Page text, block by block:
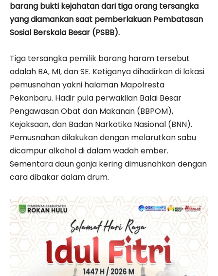
barang bukti kejahatan dari tiga orang tersangka
yang diamankan saat pemberlakuan Pembatasan
Sosial Berskala Besar (PSBB).
Tiga tersangka pemilik barang haram tersebut
adalah BA, MI, dan SE. Ketiganya dihadirkan di lokasi
pemusnahan yakni halaman Mapolresta
Pekanbaru. Hadir pula perwakilan Balai Besar
Pengawasan Obat dan Makanan (BBPOM),
Kejaksaan, dan Badan Narkotika Nasional (BNN).
Pemusnahan dilakukan dengan melarutkan sabu
dicampur alkohol di dalam wadah ember.
Sementara daun ganja kering dimusnahkan dengan
cara dibakar dalam drum.